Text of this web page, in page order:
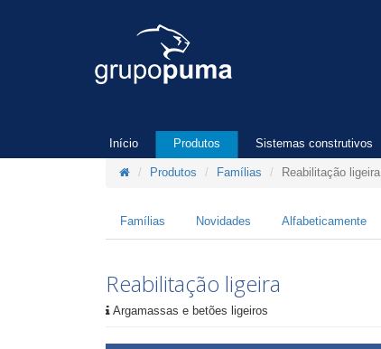
Início Produtos Sistemas construtivos
Produtos Famílias Reabilitação ligeira
Famílias Novidades Alfabeticamente
Reabilitação ligeira
Argamassas e betões ligeiros